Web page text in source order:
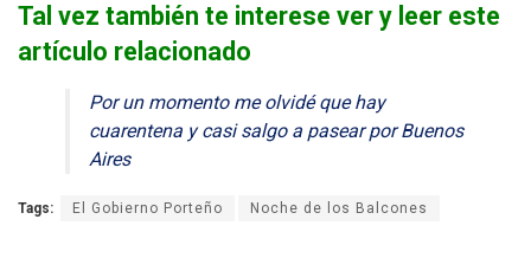
Tal vez también te interese ver y leer este
artículo relacionado
Por un momento me olvidé que hay
cuarentena y casi salgo a pasear por Buenos
Aires
Tags: El Gobierno Porteño Noche de los Balcones